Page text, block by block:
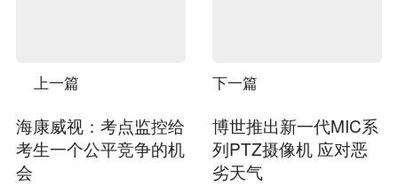
上一篇
海康威视：考点监控给
考生一个公平竞争的机
会
下一篇
博世推出新一代MIC系
列PTZ摄像机 应对恶
劣天气